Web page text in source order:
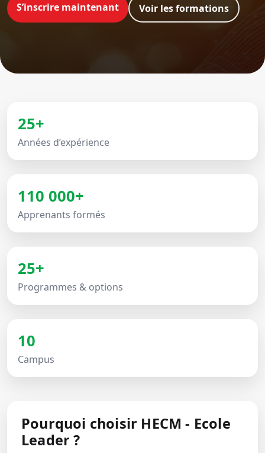
S’inscrire maintenant Voir les formations
25+
Années d’expérience
110 000+
Apprenants formés
25+
Programmes & options
10
Campus
Pourquoi choisir HECM - Ecole
Leader ?